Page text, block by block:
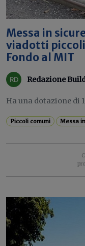
Messa in
viadotti
Fondo al MIT
Redazione
Ha una dotazione di
Piccoli comuni Messa